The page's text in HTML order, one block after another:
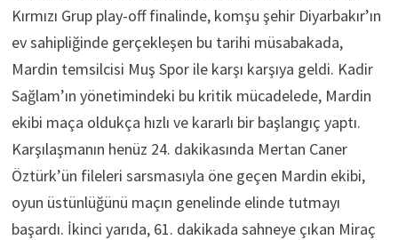
Kırmızı Grup play-off finalinde, komşu şehir Diyarbakır’ın
ev sahipliğinde gerçekleşen bu tarihi müsabakada,
Mardin temsilcisi Muş Spor ile karşı karşıya geldi. Kadir
Sağlam’ın yönetimindeki bu kritik mücadelede, Mardin
ekibi maça oldukça hızlı ve kararlı bir başlangıç yaptı.
Karşılaşmanın henüz 24. dakikasında Mertan Caner
Öztürk’ün fileleri sarsmasıyla öne geçen Mardin ekibi,
oyun üstünlüğünü maçın genelinde elinde tutmayı
başardı. İkinci yarıda, 61. dakikada sahneye çıkan Miraç